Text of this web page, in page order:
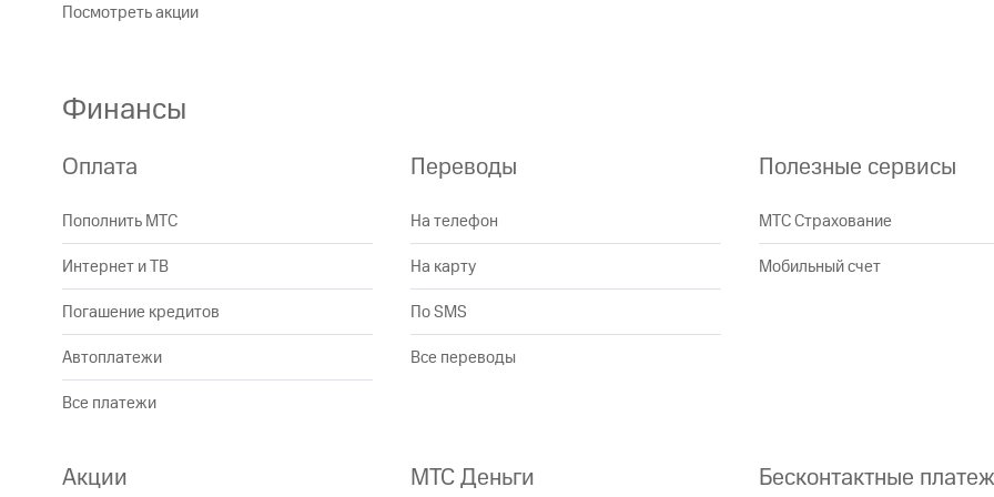
Посмотреть акции
Финансы
Оплата
Пополнить МТС
Интернет и ТВ
Погашение кредитов
Автоплатежи
Все платежи
Переводы
На телефон
На карту
По SMS
Все переводы
Полезные сервисы
МТС Страхование
Мобильный счет
Акции МТС Деньги Бесконтактные